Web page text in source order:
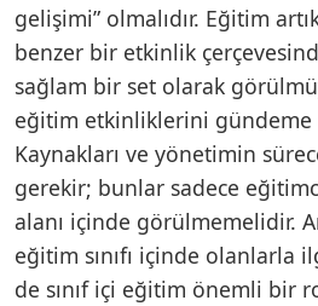
gelişimi” olmalıdır. Eğitim
benzer bir etkinlik
sağlam bir set olarak
eğitim etkinliklerini gündeme
Kaynakları ve yönetimin
gerekir; bunlar sadece
alanı içinde görülmemelidir.
eğitim sınıfı içinde olanlarla
de sınıf içi eğitim önemli bir